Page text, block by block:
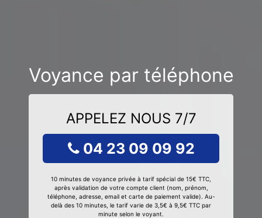
Voyance par téléphone
APPELEZ NOUS 7/7
04 23 09 09 92
10 minutes de voyance privée à tarif spécial de 15€ TTC,
après validation de votre compte client (nom, prénom,
téléphone, adresse, email et carte de paiement valide). Au-
delà des 10 minutes, le tarif varie de 3,5€ à 9,5€ TTC par
minute selon le voyant.